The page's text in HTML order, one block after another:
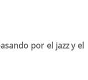
por el jazz y el